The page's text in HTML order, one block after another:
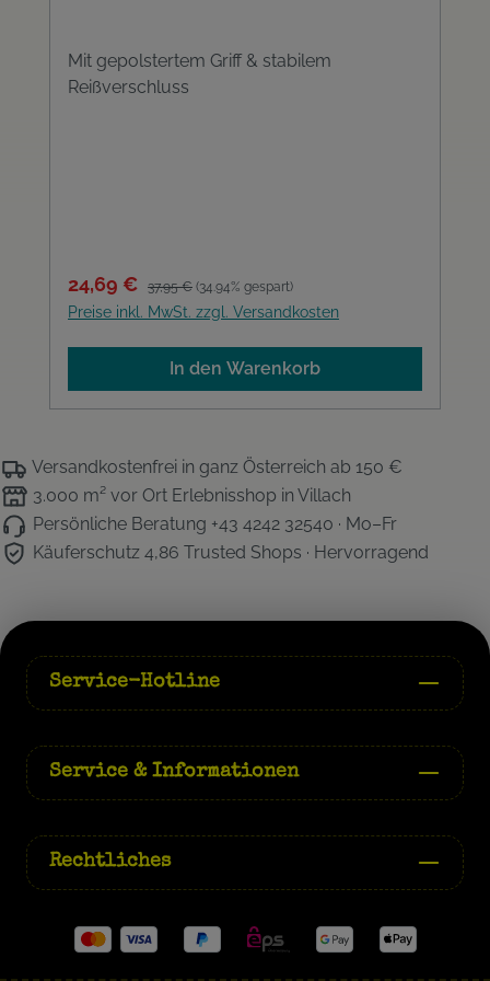
Mit gepolstertem Griff & stabilem
Reißverschluss
Verkaufspreis:
24,69 € Regulärer Preis:
37,95 € (34.94% gespart)
Preise inkl. MwSt. zzgl. Versandkosten
In den Warenkorb
Versandkostenfrei in ganz Österreich ab 150 €
3.000 m² vor Ort Erlebnisshop in Villach
Persönliche Beratung +43 4242 32540 · Mo–Fr
Käuferschutz 4,86 Trusted Shops · Hervorragend
Service-Hotline
Service & Informationen
Rechtliches